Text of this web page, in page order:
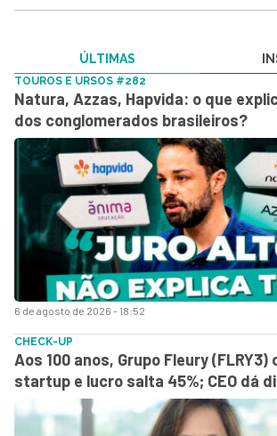
ÚLTIMAS
6 de agosto de 2026 - 18:52
TOUROS E URSOS #282
Natura, Azzas, Hapvida: o que
dos conglomerados brasileiros?
CHECK-UP
Aos 100 anos, Grupo Fleury
startup e lucro salta 45%; CEO dá